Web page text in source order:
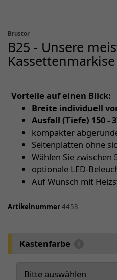
Brustor
B25 - Unsere
Kassettenmarkise
Vorteile auf einen Blick:
Breite individuell
Ausfall (Tiefe) 150 -
kompakter
Seitenplatten ohne
Wählen Sie zwischen
optionale LED-
Auf Wunsch mit
Artikelnummer4453
Kastenfarbe